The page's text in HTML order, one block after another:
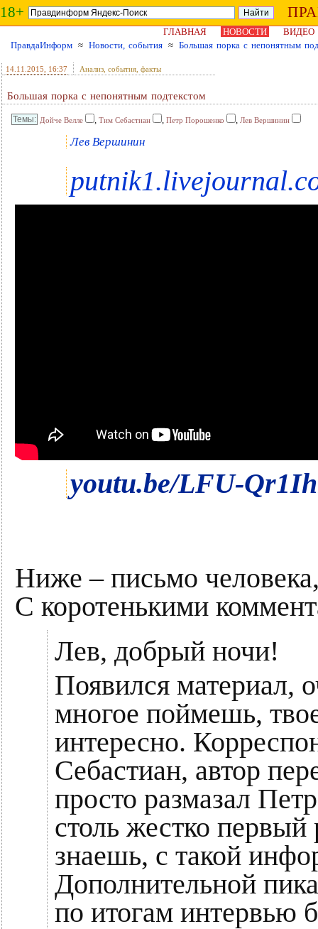
18+
ГЛАВНАЯ НОВОСТИ
ВИДЕО
ПравдаИнформ ≈ Новости, события ≈ Большая порка с непонятным
14.11.2015 , 16:37 Анализ, события, факты
Большая порка с непонятным подтекстом
Дойче Велле , Тим Себастиан , Петр Порошенко , Лев Вершинин
Лев Вершинин
youtu.be/LFU-
Ниже – письмо
С коротенькими
Лев, добрый ночи!
Появился материал,
многое поймешь,
интересно.
Себастиан, автор
просто размазал
столь жестко
знаешь, с такой
Дополнительной
по итогам интервью